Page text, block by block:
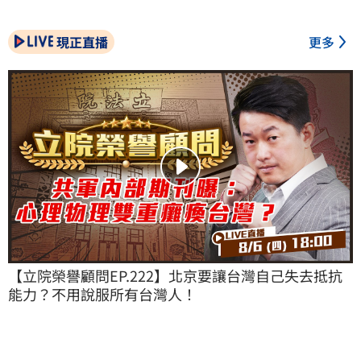
現正直播 更多
【立院榮譽顧問EP.222】北京要讓台灣自己失去抵抗
能力？不用說服所有台灣人！